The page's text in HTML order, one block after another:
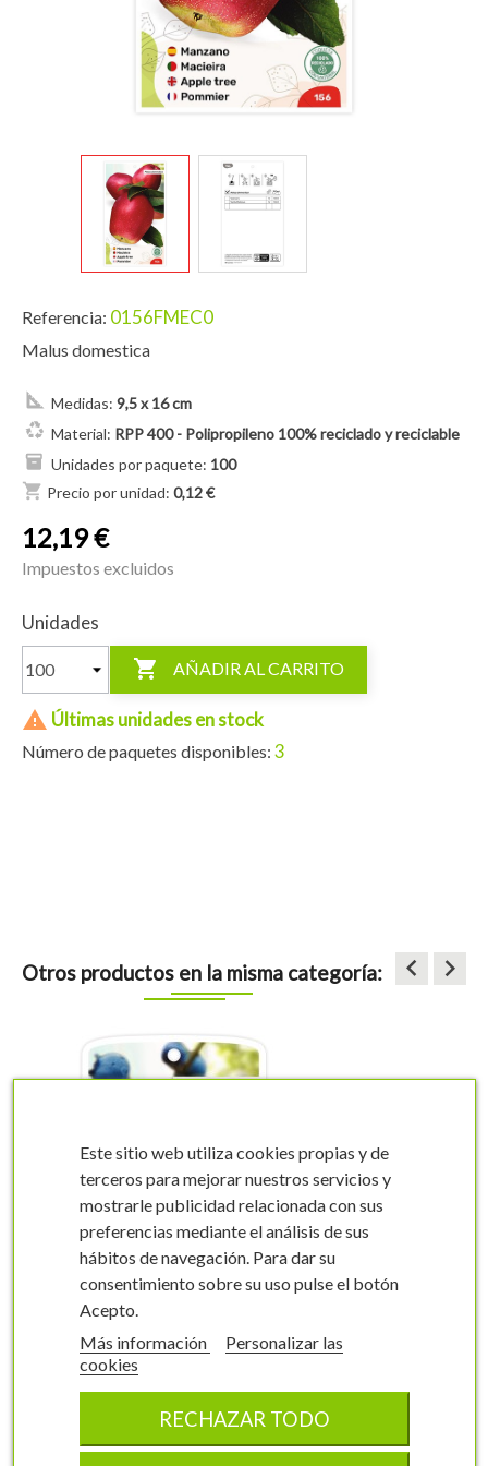
Referencia: 0156FMEC0
Malus domestica
Medidas: 9,5 x 16 cm
Material: RPP 400 - Polipropileno 100% reciclado y reciclable
Unidades por paquete: 100
shopping_cart Precio por unidad: 0,12 €
12,19 €
Impuestos excluidos
Unidades
 AÑADIR AL CARRITO
 Últimas unidades en stock
Número de paquetes disponibles: 3
Otros productos en la misma categoría: keyboard_arrow_left
Etiquetas de Arándano
Vaccinium corymbosum
0163FMEC1
keyboard_arrow_right
Este sitio web utiliza cookies propias y de
terceros para mejorar nuestros servicios y
mostrarle publicidad relacionada con sus
preferencias mediante el análisis de sus
hábitos de navegación. Para dar su
consentimiento sobre su uso pulse el botón
Acepto.
Más información
Personalizar las
cookies
RECHAZAR TODO